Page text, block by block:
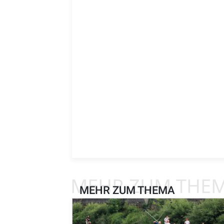
MEHR ZUM THEMA
MEHR ZUM